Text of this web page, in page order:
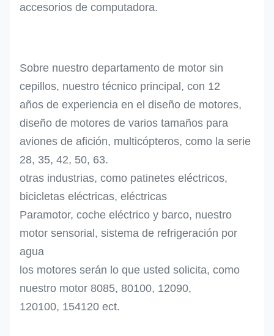
accesorios de computadora.
Sobre nuestro departamento de motor sin
cepillos, nuestro técnico principal, con 12
años de experiencia en el diseño de motores,
diseño de motores de varios tamaños para
aviones de afición, multicópteros, como la serie
28, 35, 42, 50, 63.
otras industrias, como patinetes eléctricos,
bicicletas eléctricas, eléctricas
Paramotor, coche eléctrico y barco, nuestro
motor sensorial, sistema de refrigeración por
agua
los motores serán lo que usted solicita, como
nuestro motor 8085, 80100, 12090,
120100, 154120 ect.